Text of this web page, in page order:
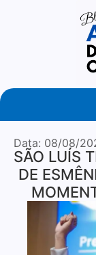
Data: 08/08/
SÃO LUÍS
DE